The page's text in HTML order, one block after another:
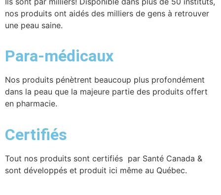
nos produits ont aidés des milliers de gens à retrouver
une peau saine.
Para-médicaux
Nos produits pénètrent beaucoup plus profondément
dans la peau que la majeure partie des produits offert
en pharmacie.
Certifiés
Tout nos produits sont certifiés par Santé Canada &
sont développés et produit ici même au Québec.